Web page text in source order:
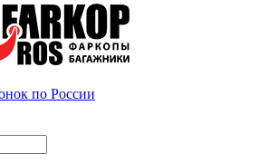
по России